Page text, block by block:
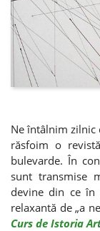
Ne întâlnim
răsfoim o
bulevarde. În
sunt transmise
devine din ce în
relaxantă de „a
Curs de Istoria